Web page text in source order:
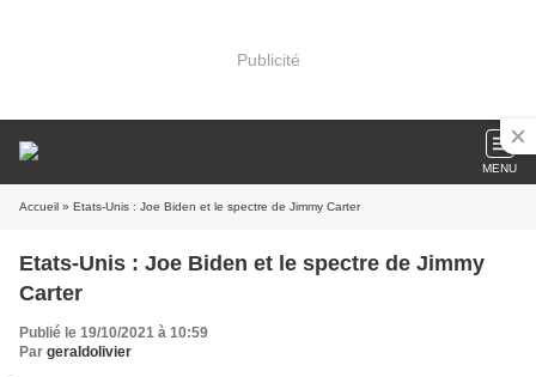
Publicité
MENU
Accueil » Etats-Unis : Joe Biden et le spectre de Jimmy Carter
Etats-Unis : Joe Biden et le spectre de Jimmy
Carter
Publié le 19/10/2021 à 10:59
Par geraldolivier